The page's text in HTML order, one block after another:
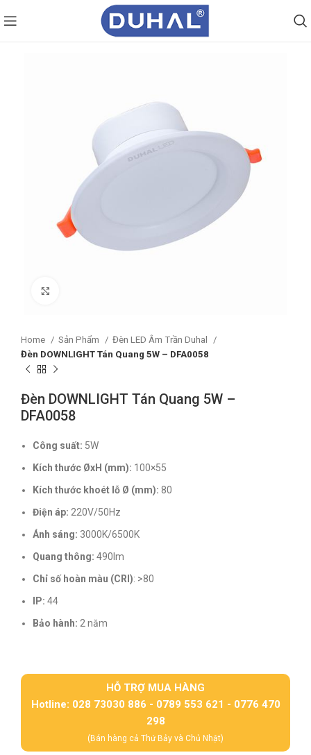
Home Sản Phẩm
Đèn LED Âm Trần Duhal
Đèn DOWNLIGHT Tán Quang 5W – DFA0058
Đèn DOWNLIGHT Tán Quang 5W –
DFA0058
Công suất: 5W
Kích thước ØxH (mm): 100×55
Kích thước khoét lỗ Ø (mm): 80
Điện áp: 220V/50Hz
Ánh sáng: 3000K/6500K
Quang thông: 490lm
Chỉ số hoàn màu (CRI): >80
IP: 44
Bảo hành: 2 năm
HỖ TRỢ MUA HÀNG
Hotline: 028 73030 886 - 0789 553 621 - 0776 470
298
(Bán hàng cả Thứ Bảy và Chủ Nhật)